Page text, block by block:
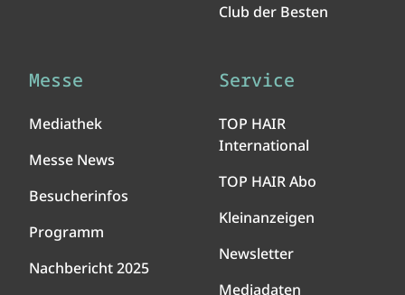
Club der Besten
Messe
Mediathek
Messe News
Besucherinfos
Programm
Nachbericht 2025
Service
TOP HAIR
International
TOP HAIR Abo
Kleinanzeigen
Newsletter
Mediadaten